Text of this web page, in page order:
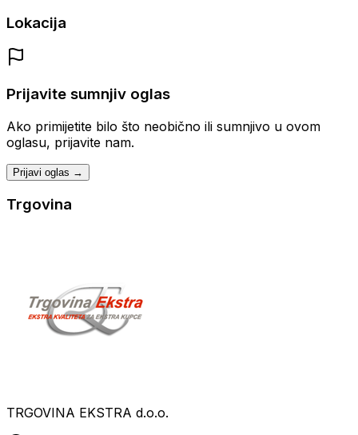
Lokacija
Prijavite sumnjiv oglas
Ako primijetite bilo što neobično ili sumnjivo u ovom
oglasu, prijavite nam.
Prijavi oglas →
Trgovina
TRGOVINA EKSTRA d.o.o.